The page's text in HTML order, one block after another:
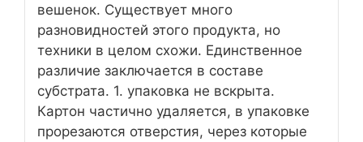
вешенок. Существует много
разновидностей этого продукта, но
техники в целом схожи. Единственное
различие заключается в составе
субстрата. 1. упаковка не вскрыта.
Картон частично удаляется, в упаковке
прорезаются отверстия, через которые